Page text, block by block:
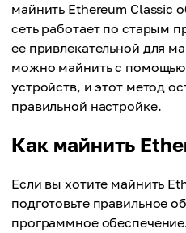
майнить Ethereum Classic
сеть работает по старым
ее привлекательной для
можно майнить с помощью
устройств, и этот метод
правильной настройке.
Как майнить
Если вы хотите майнить
подготовьте правильное
программное